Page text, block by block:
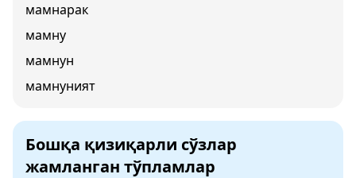
мамнарак
мамну
мамнун
мамнуният
Бошқа қизиқарли сўзлар
жамланган тўпламлар